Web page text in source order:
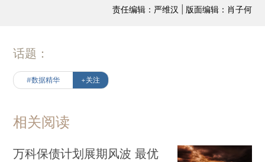
责任编辑：严维汉 | 版面编辑：肖子何
话题：
#数据精华 +关注
相关阅读
万科保债计划展期风波 最优